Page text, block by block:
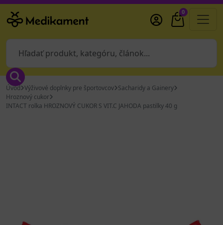
0
Úvod Výživové doplnky pre športovcov Sacharidy a Gainery
Hroznový cukor
INTACT rolka HROZNOVÝ CUKOR S VIT.C JAHODA pastilky 40 g